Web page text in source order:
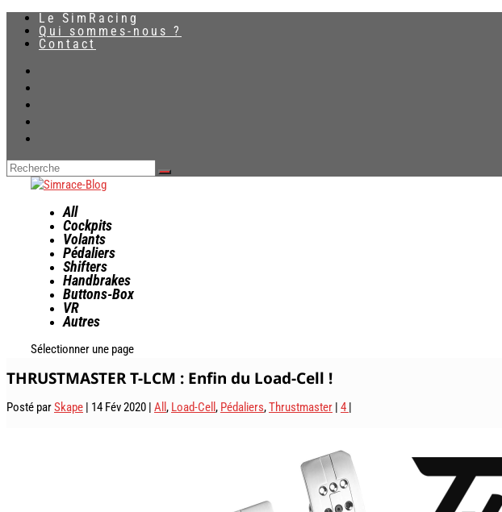
Le SimRacing
Qui sommes-nous ?
Contact
All
Cockpits
Volants
Pédaliers
Shifters
Handbrakes
Buttons-Box
VR
Autres
Sélectionner une page
THRUSTMASTER T-LCM : Enfin du Load-Cell !
Posté parSkape | 14 Fév 2020 | All , Load-Cell , Pédaliers,Thrustmaster | 4 |